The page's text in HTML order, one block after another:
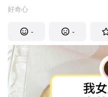
好奇心
- -